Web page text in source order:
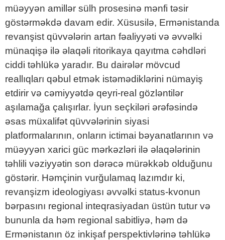
müəyyən amillər sülh prosesinə mənfi təsir
göstərməkdə davam edir. Xüsusilə, Ermənistanda
revanşist qüvvələrin artan fəaliyyəti və əvvəlki
münaqişə ilə əlaqəli ritorikaya qayıtma cəhdləri
ciddi təhlükə yaradır. Bu dairələr mövcud
reallıqları qəbul etmək istəmədiklərini nümayiş
etdirir və cəmiyyətdə qeyri-real gözləntilər
aşılamağa çalışırlar. İyun seçkiləri ərəfəsində
əsas müxalifət qüvvələrinin siyasi
platformalarının, onların ictimai bəyanatlarının və
müəyyən xarici güc mərkəzləri ilə əlaqələrinin
təhlili vəziyyətin son dərəcə mürəkkəb olduğunu
göstərir. Həmçinin vurğulamaq lazımdır ki,
revanşizm ideologiyası əvvəlki status-kvonun
bərpasını regional inteqrasiyadan üstün tutur və
bununla da həm regional sabitliyə, həm də
Ermənistanın öz inkişaf perspektivlərinə təhlükə